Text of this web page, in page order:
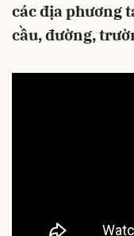
các địa phương
cầu, đường,